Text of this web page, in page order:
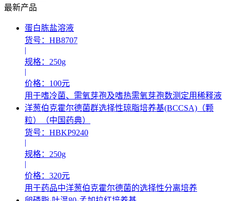
最新产品
蛋白胨盐溶液
货号：HB8707
|
规格：250g
|
价格：100元
用于嗜冷菌、需氧芽孢及嗜热需氧芽孢数测定用稀释液
洋葱伯克霍尔德菌群选择性琼脂培养基(BCCSA)（颗
粒）（中国药典）
货号：HBKP9240
|
规格：250g
|
价格：320元
用于药品中洋葱伯克霍尔德菌的选择性分离培养